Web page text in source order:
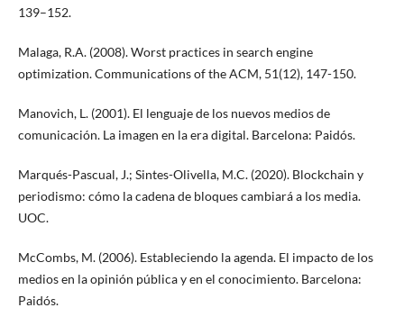
139–152.
Malaga, R.A. (2008). Worst practices in search engine
optimization. Communications of the ACM, 51(12), 147-150.
Manovich, L. (2001). El lenguaje de los nuevos medios de
comunicación. La imagen en la era digital. Barcelona: Paidós.
Marqués-Pascual, J.; Sintes-Olivella, M.C. (2020). Blockchain y
periodismo: cómo la cadena de bloques cambiará a los media.
UOC.
McCombs, M. (2006). Estableciendo la agenda. El impacto de los
medios en la opinión pública y en el conocimiento. Barcelona:
Paidós.